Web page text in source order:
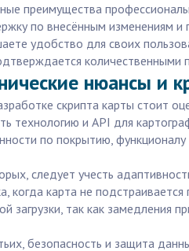
преимущества
по внесённым изменениям и
удобство для своих
количественными
нюансы и
скрипта карты стоит
технологию и API для
по покрытию,
следует учесть
когда карта не
загрузки, так как замедления
безопасность и защита